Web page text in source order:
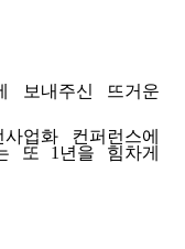
보내주신 뜨거운
사업화 컨퍼런스에
또 1 년을 힘차게